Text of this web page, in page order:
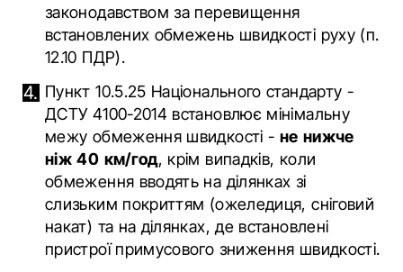
законодавством за перевищення
встановлених обмежень швидкості руху (п.
12.10 ПДР).
Пункт 10.5.25 Національного стандарту -
ДСТУ 4100-2014 встановлює мінімальну
межу обмеження швидкості - не нижче
ніж 40 км/год, крім випадків, коли
обмеження вводять на ділянках зі
слизьким покриттям (ожеледиця, сніговий
накат) та на ділянках, де встановлені
пристрої примусового зниження швидкості.